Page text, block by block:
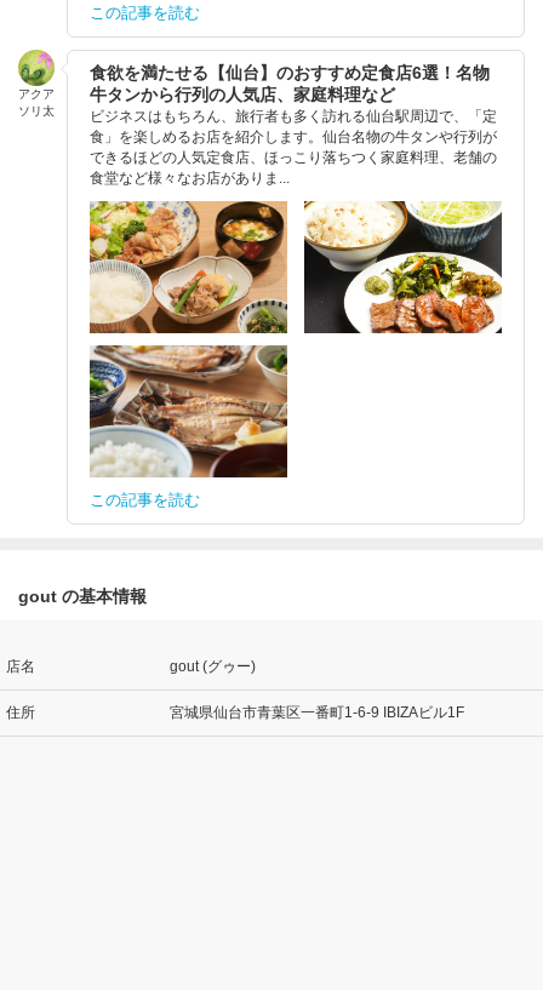
この記事を読む
アクア
ソリ太
食欲を満たせる【仙台】のおすすめ定食店6選！名物
牛タンから行列の人気店、家庭料理など
ビジネスはもちろん、旅行者も多く訪れる仙台駅周辺で、「定
食」を楽しめるお店を紹介します。仙台名物の牛タンや行列が
できるほどの人気定食店、ほっこり落ちつく家庭料理、老舗の
食堂など様々なお店がありま...
この記事を読む
gout の基本情報
店名 gout (グゥー)
住所 宮城県仙台市青葉区一番町1-6-9 IBIZAビル1F